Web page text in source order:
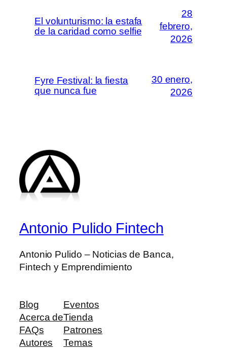
El volunturismo: la estafa
de la caridad como selfie
28
febrero,
2026
Fyre Festival: la fiesta
que nunca fue
30 enero,
2026
Antonio Pulido Fintech
Antonio Pulido – Noticias de Banca,
Fintech y Emprendimiento
Blog
Acerca de
FAQs
Autores
Eventos
Tienda
Patrones
Temas